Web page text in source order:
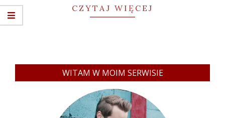
CZYTAJ WIĘCEJ
WITAM W MOIM SERWISIE